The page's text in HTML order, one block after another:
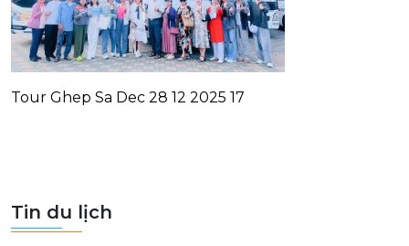
Tour Ghep Sa Dec 28 12 2025 17
Tin du lịch